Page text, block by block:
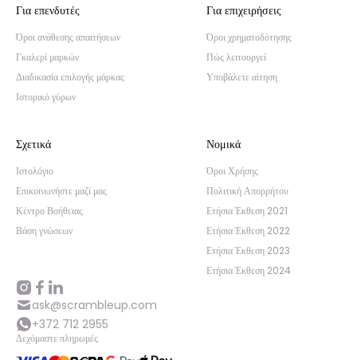
Για επενδυτές
Όροι ανάθεσης απαιτήσεων
Γκαλερί μαρκών
Διαδικασία επιλογής μάρκας
Ιστορικό γύρων
Για επιχειρήσεις
Όροι χρηματοδότησης
Πώς λειτουργεί
Υποβάλετε αίτηση
Σχετικά
Ιστολόγιο
Επικοινωνήστε μαζί μας
Κέντρο Βοήθειας
Βάση γνώσεων
Νομικά
Όροι Χρήσης
Πολιτική Απορρήτου
Ετήσια Έκθεση 2021
Ετήσια Έκθεση 2022
Ετήσια Έκθεση 2023
Ετήσια Έκθεση 2024
ask@scrambleup.com
+372 712 2955
Δεχόμαστε πληρωμές